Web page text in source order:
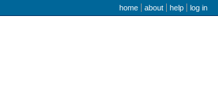
user menu
home about help log in